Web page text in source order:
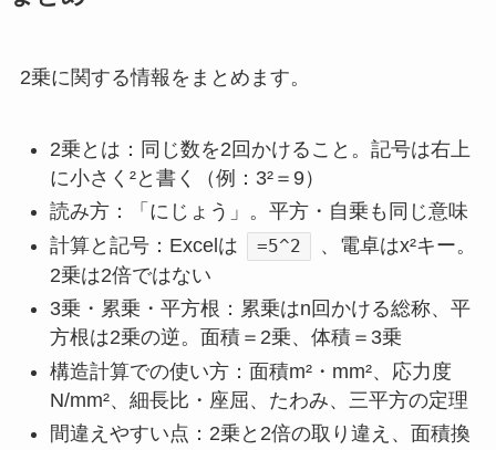
2乗に関する情報をまとめます。
2乗とは：同じ数を2回かけること。記号は右上
に小さく²と書く（例：3²＝9）
読み方：「にじょう」。平方・自乗も同じ意味
計算と記号：Excelは
=5^2
、電卓はx²キー。
2乗は2倍ではない
3乗・累乗・平方根：累乗はn回かける総称、平
方根は2乗の逆。面積＝2乗、体積＝3乗
構造計算での使い方：面積m²・mm²、応力度
N/mm²、細長比・座屈、たわみ、三平方の定理
間違えやすい点：2乗と2倍の取り違え、面積換